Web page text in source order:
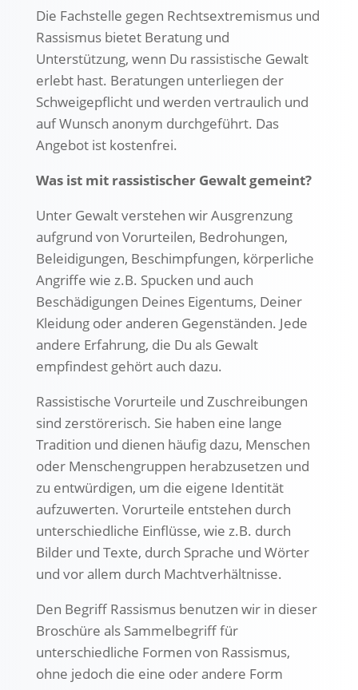
Die Fachstelle gegen Rechtsextremismus und
Rassismus bietet Beratung und
Unterstützung, wenn Du rassistische Gewalt
erlebt hast. Beratungen unterliegen der
Schweigepflicht und werden vertraulich und
auf Wunsch anonym durchgeführt. Das
Angebot ist kostenfrei.
Was ist mit rassistischer Gewalt gemeint?
Unter Gewalt verstehen wir Ausgrenzung
aufgrund von Vorurteilen, Bedrohungen,
Beleidigungen, Beschimpfungen, körperliche
Angriffe wie z.B. Spucken und auch
Beschädigungen Deines Eigentums, Deiner
Kleidung oder anderen Gegenständen. Jede
andere Erfahrung, die Du als Gewalt
empfindest gehört auch dazu.
Rassistische Vorurteile und Zuschreibungen
sind zerstörerisch. Sie haben eine lange
Tradition und dienen häufig dazu, Menschen
oder Menschengruppen herabzusetzen und
zu entwürdigen, um die eigene Identität
aufzuwerten. Vorurteile entstehen durch
unterschiedliche Einflüsse, wie z.B. durch
Bilder und Texte, durch Sprache und Wörter
und vor allem durch Machtverhältnisse.
Den Begriff Rassismus benutzen wir in dieser
Broschüre als Sammelbegriff für
unterschiedliche Formen von Rassismus,
ohne jedoch die eine oder andere Form